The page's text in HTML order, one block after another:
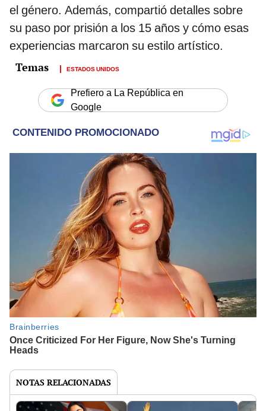
el género. Además, compartió detalles sobre
su paso por prisión a los 15 años y cómo esas
experiencias marcaron su estilo artístico.
ESTADOS UNIDOS
Prefiero a La República en
Google
NOTAS RELACIONADAS